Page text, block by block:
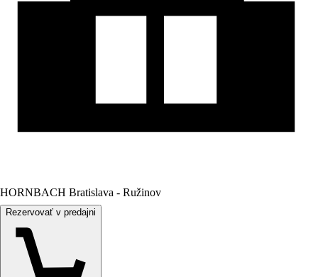
HORNBACH Bratislava - Ružinov
Rezervovať v predajni